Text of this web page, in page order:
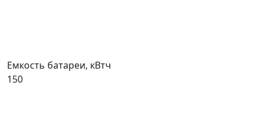
Емкость батареи, кВтч
150